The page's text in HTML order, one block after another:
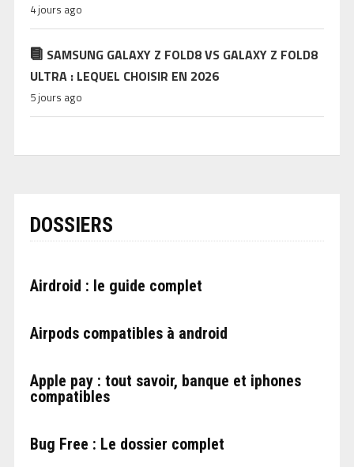
4 jours ago
SAMSUNG GALAXY Z FOLD8 VS GALAXY Z FOLD8
ULTRA : LEQUEL CHOISIR EN 2026
5 jours ago
DOSSIERS
Airdroid : le guide complet
Airpods compatibles à android
Apple pay : tout savoir, banque et iphones
compatibles
Bug Free : Le dossier complet